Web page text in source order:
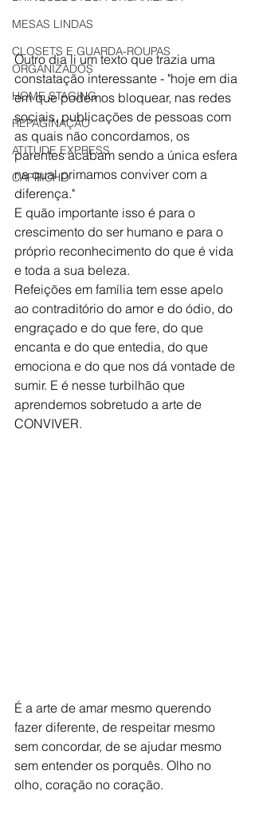
MESAS LINDAS
CLOSETS E GUARDA-ROUPAS
ORGANIZADOS
HOME STAGING
REPAGINAÇÃO
ATITUDE EXPRESS
CAPRICHO
Outro dia li um texto que trazia uma
constatação interessante - "hoje em dia
em que podemos bloquear, nas redes
sociais, publicações de pessoas com
as quais não concordamos, os
parentes acabam sendo a única esfera
na qual primamos conviver com a
diferença."
E quão importante isso é para o
crescimento do ser humano e para o
próprio reconhecimento do que é vida
e toda a sua beleza.
Refeições em família tem esse apelo
ao contraditório do amor e do ódio, do
engraçado e do que fere, do que
encanta e do que entedia, do que
emociona e do que nos dá vontade de
sumir. E é nesse turbilhão que
aprendemos sobretudo a arte de
CONVIVER.
É a arte de amar mesmo querendo
fazer diferente, de respeitar mesmo
sem concordar, de se ajudar mesmo
sem entender os porquês. Olho no
olho, coração no coração.